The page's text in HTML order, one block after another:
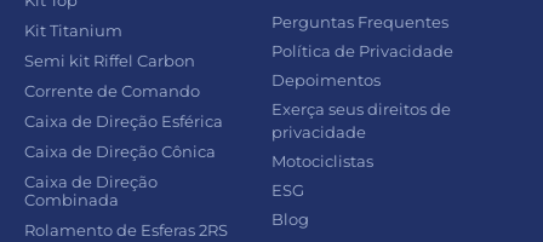
Kit Titanium
Semi kit Riffel Carbon
Corrente de Comando
Caixa de Direção Esférica
Caixa de Direção Cônica
Caixa de Direção
Combinada
Rolamento de Esferas 2RS
Perguntas Frequentes
Política de Privacidade
Depoimentos
Exerça seus direitos de
privacidade
Motociclistas
ESG
Blog